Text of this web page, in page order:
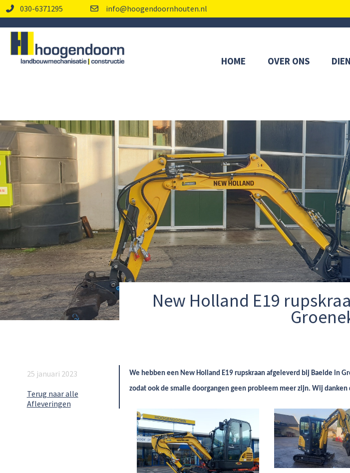
030-6371295 info@hoogendoornhouten.nl
HOME OVER ONS
New Holland E19
25 januari 2023
Terug naar alle
Afleveringen
We hebben een New Holland E19 rupskraan afgeleverd bij Baelde in
zodat ook de smalle doorgangen geen probleem meer zijn. Wij